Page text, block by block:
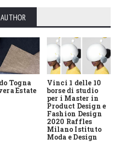
Togna
Estate
Vinci 1 delle 10
borse di studio
per i Master in
Product Design e
Fashion Design
2020 Raffles
Milano Istituto
Moda e Design